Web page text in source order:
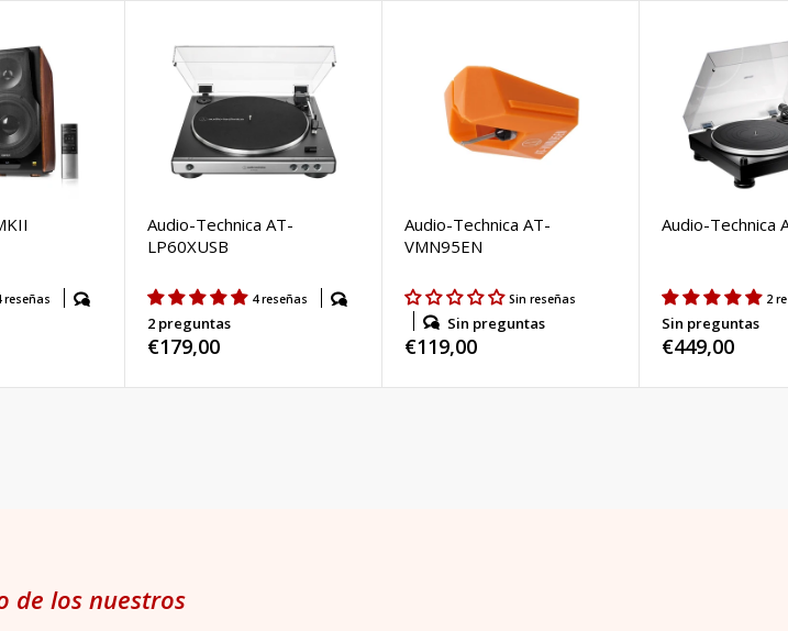
reseñas
Audio-Technica AT-
LP60XUSB
4 reseñas
2 preguntas
Precio
€179,00
Audio-Technica AT-
VMN95EN
Sin reseñas
Sin preguntas
Precio
€119,00
Audio-Technica
2
Sin preguntas
Precio
€449,00
de los nuestros